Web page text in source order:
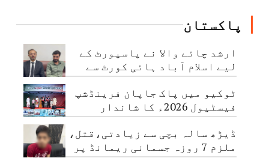
پاکستان
ارشد چائے والا نے پاسپورٹ کے
لیے اسلام آباد ہائی کورٹ سے
رجوع کر لیا
ٹوکیو میں پاک جاپان فرینڈشپ
فیسٹیول 2026ء کا شاندار
افتتاح
ڈیڑھ سالہ بچی سے زیادتی،قتل،
ملزم 7 روزہ جسمانی ریمانڈ پر
پولیس کے حوالے